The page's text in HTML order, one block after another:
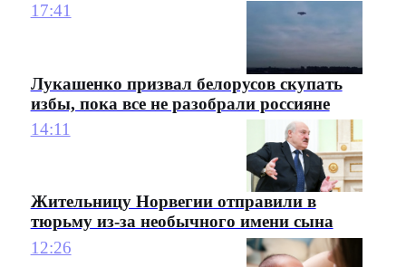
17:41
Лукашенко призвал белорусов скупать
избы, пока все не разобрали россияне
14:11
Жительницу Норвегии отправили в
тюрьму из-за необычного имени сына
12:26